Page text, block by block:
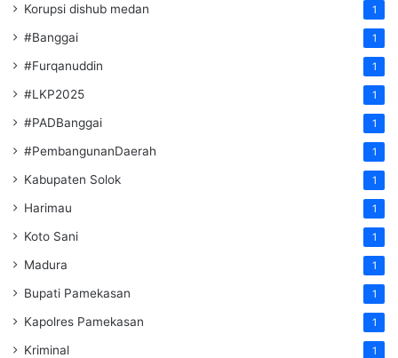
Korupsi dishub medan 1
#Banggai 1
#Furqanuddin 1
#LKP2025 1
#PADBanggai 1
#PembangunanDaerah 1
Kabupaten Solok 1
Harimau 1
Koto Sani 1
Madura 1
Bupati Pamekasan 1
Kapolres Pamekasan 1
Kriminal 1